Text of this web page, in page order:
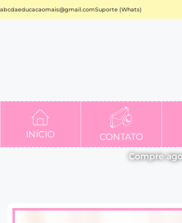
abcdaeducacaomais@gmail.comSuporte (Whats)
INÍCIO CONTATO
Compre